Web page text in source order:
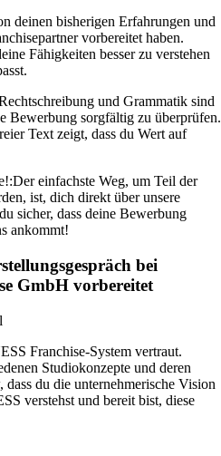
deinen bisherigen Erfahrungen und
vorbereitet haben.
Fähigkeiten besser zu verstehen
und Grammatik sind
sorgfältig zu überprüfen.
Text zeigt, dass du Wert auf
Der einfachste Weg, um Teil der
ist, dich direkt über unsere
sicher, dass deine Bewerbung
ankommt!
bei
GmbH vorbereitet
Franchise-System vertraut.
Studiokonzepte und deren
du die unternehmerische Vision
verstehst und bereit bist, diese